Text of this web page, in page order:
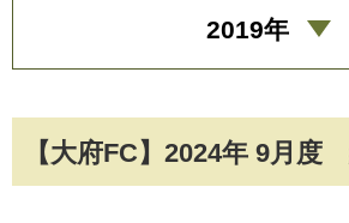
【大府FC】2024年 9月度
2019年